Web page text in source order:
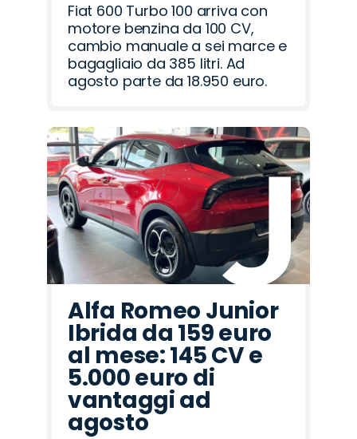
Fiat 600 Turbo 100 arriva con
motore benzina da 100 CV,
cambio manuale a sei marce e
bagagliaio da 385 litri. Ad
agosto parte da 18.950 euro.
Alfa Romeo Junior
Ibrida da 159 euro
al mese: 145 CV e
5.000 euro di
vantaggi ad
agosto